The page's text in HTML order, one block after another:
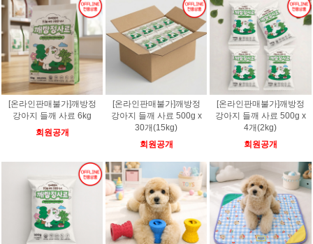
[온라인판매불가]깨방정
강아지 들깨 사료 6kg
회원공개
[온라인판매불가]깨방정
강아지 들깨 사료 500g x
30개(15kg)
회원공개
[온라인판매불가]깨방정
강아지 들깨 사료 500g x
4개(2kg)
회원공개